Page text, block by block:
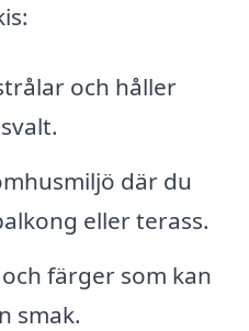
och håller
där du
eller terass.
färger som kan
smak.